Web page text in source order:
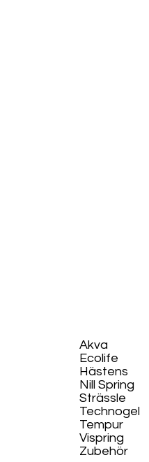
Akva
Ecolife​
Hästens
Nill Spring
Strässle
Technogel
Tempur
Vispring
Zubehör